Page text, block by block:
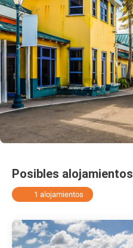
Posibles alojamientos
1 alojamientos